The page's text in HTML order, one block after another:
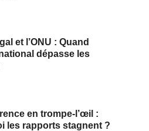
et l’ONU : Quand
national dépasse les
en trompe-l’œil :
les rapports stagnent ?